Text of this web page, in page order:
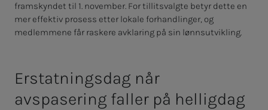
framskyndet til 1. november. For tillitsvalgte betyr dette en
mer effektiv prosess etter lokale forhandlinger, og
medlemmene får raskere avklaring på sin lønnsutvikling.
Erstatningsdag når
avspasering faller på helligdag